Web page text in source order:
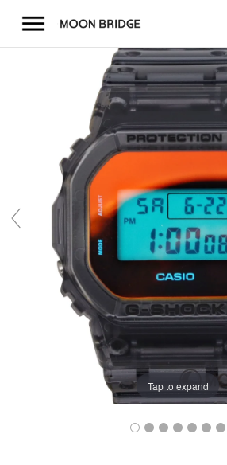
テ
商品一覧
会社概要
事業内容
買取価格例一覧
Tap to expand